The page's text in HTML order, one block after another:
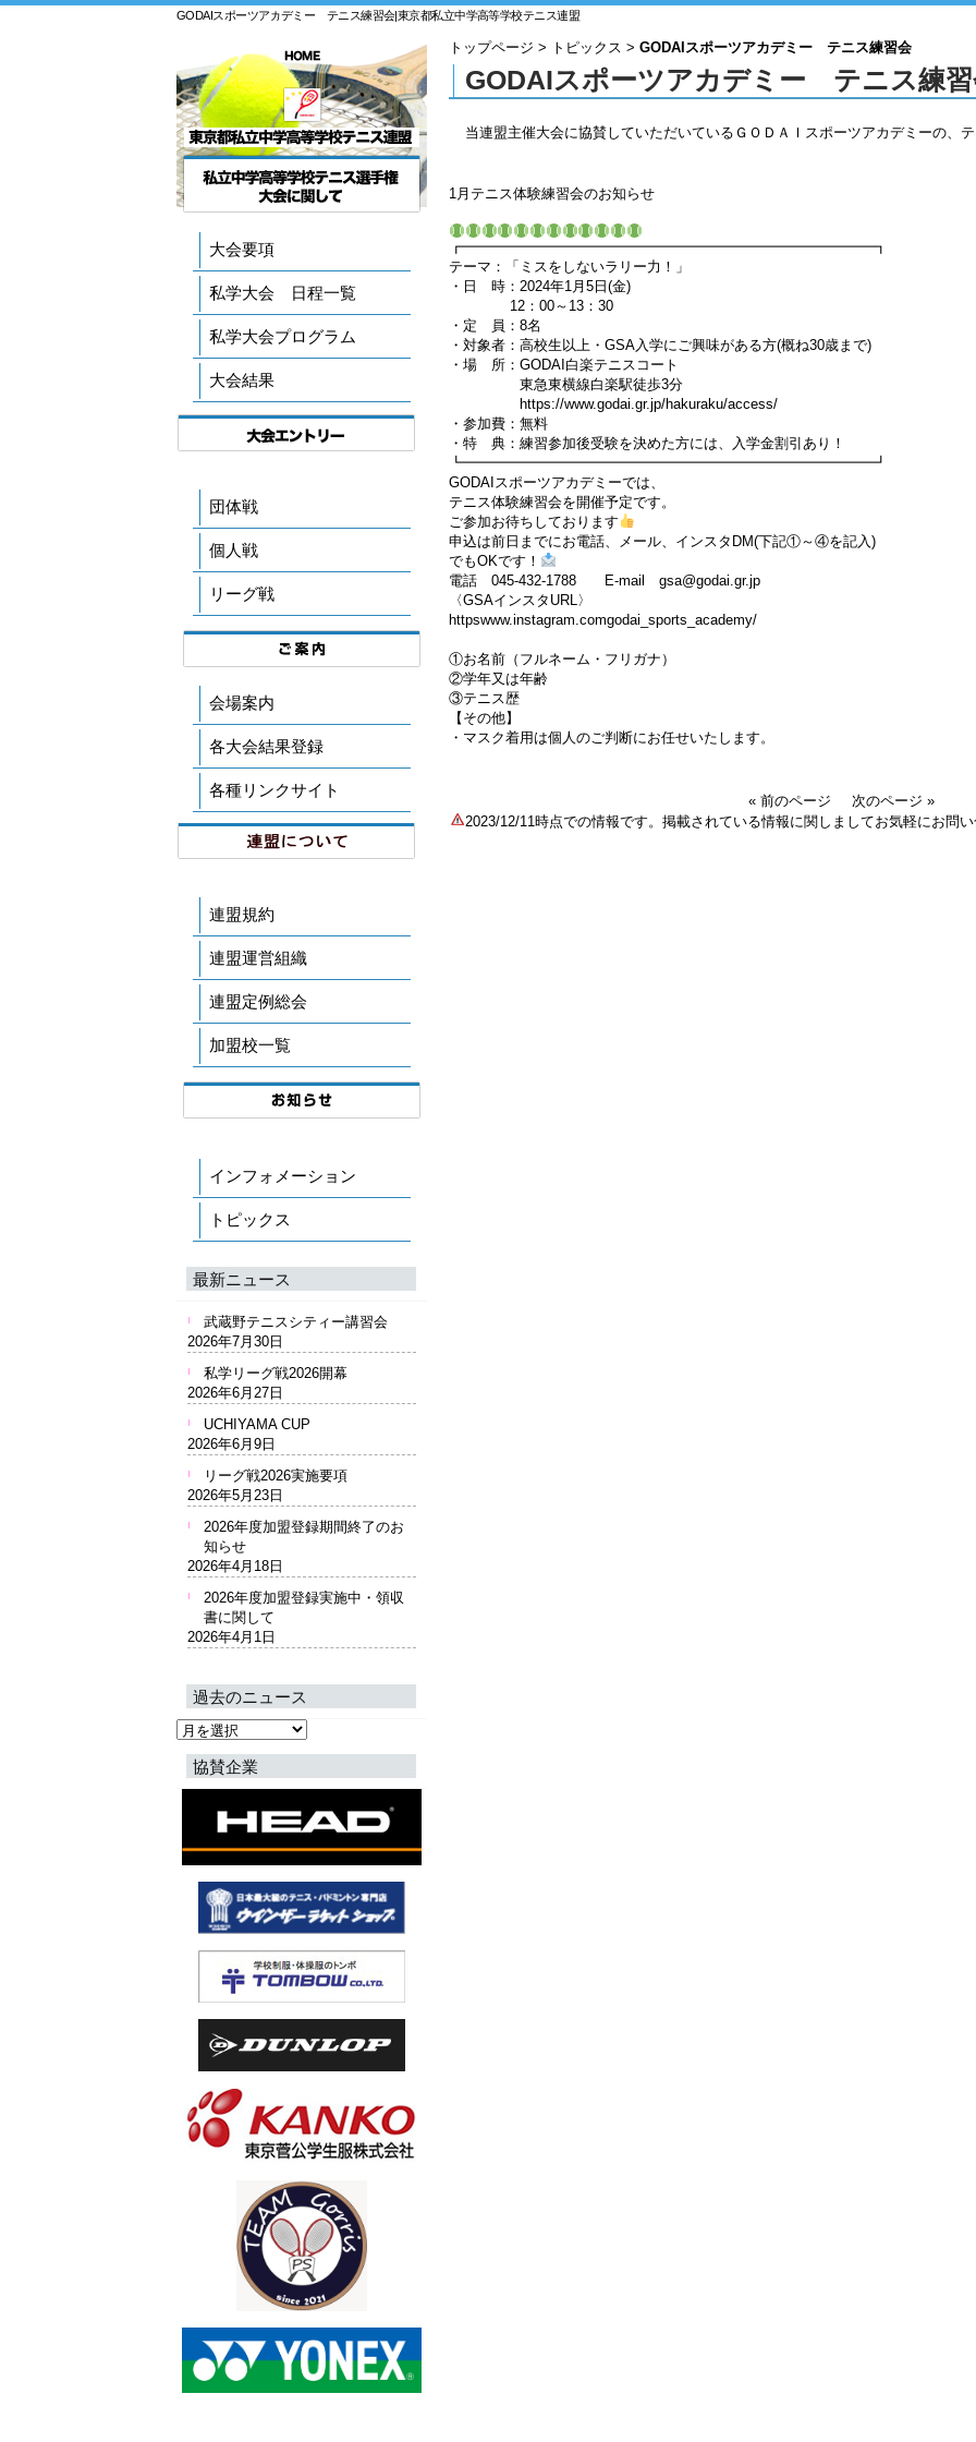
GODAIスポーツアカデミー テニス練習会|東京都私立中学高等学校テニス連盟
トップページ > トピックス > GODAIスポーツアカデミー テニス練習会
GODAIスポーツアカデミー テニス練
当連盟主催大会に協賛していただいているＧＯＤＡＩスポーツアカデミーの、テ
1月テニス体験練習会のお知らせ
┏━━━━━━━━━━━━━━━━━━━━━━━━━━━━━┓
テーマ：「ミスをしないラリー力！」
・日 時：2024年1月5日(金)
12：00～13：30
・定 員：8名
・対象者：高校生以上・GSA入学にご興味がある方(概ね30歳まで)
・場 所：GODAI白楽テニスコート
東急東横線白楽駅徒歩3分
https://www.godai.gr.jp/hakuraku/access/
・参加費：無料
・特 典：練習参加後受験を決めた方には、入学金割引あり！
┗━━━━━━━━━━━━━━━━━━━━━━━━━━━━━┛
GODAIスポーツアカデミーでは、
テニス体験練習会を開催予定です。
ご参加お待ちしております
申込は前日までにお電話、メール、インスタDM(下記①～④を記入)
でもOKです！
電話 045-432-1788 E-mail gsa@godai.gr.jp
〈GSAインスタURL〉
httpswww.instagram.comgodai_sports_academy/
①お名前（フルネーム・フリガナ）
②学年又は年齢
③テニス歴
【その他】
・マスク着用は個人のご判断にお任せいたします。
« 前のページ
次のページ »
2023/12/11時点での情報です。掲載されている情報に関しましてお気軽にお問い
大会要項
私学大会 日程一覧
私学大会プログラム
大会結果
団体戦
個人戦
リーグ戦
会場案内
各大会結果登録
各種リンクサイト
連盟規約
連盟運営組織
連盟定例総会
加盟校一覧
インフォメーション
トピックス
最新ニュース
武蔵野テニスシティー講習会
2026年7月30日
私学リーグ戦2026開幕
2026年6月27日
UCHIYAMA CUP
2026年6月9日
リーグ戦2026実施要項
2026年5月23日
2026年度加盟登録期間終了のお
知らせ
2026年4月18日
2026年度加盟登録実施中・領収
書に関して
2026年4月1日
過去のニュース
過
ニ
ス
協賛企業